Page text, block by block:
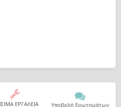
ΕΡΓΑΛΕΙΑ Υποβολή Ερωτημάτων